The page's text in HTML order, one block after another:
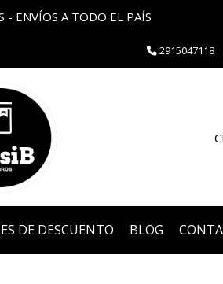
- ENVÍOS A TODO EL PAÍS
2915047118
DE DESCUENTO BLOG